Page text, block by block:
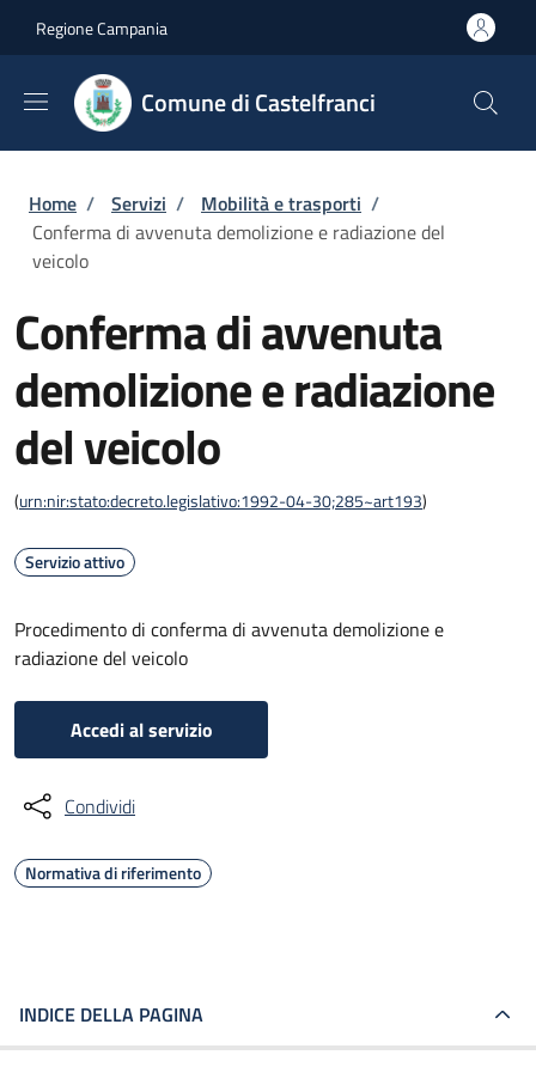
Regione Campania
Comune di Castelfranci
Briciole di pane
Home / Servizi / Mobilità e trasporti /
Conferma di avvenuta demolizione e radiazione del
veicolo
Conferma di avvenuta
demolizione e radiazione
del veicolo
(urn:nir:stato:decreto.legislativo:1992-04-30;285~art193)
Servizio attivo
Procedimento di conferma di avvenuta demolizione e
radiazione del veicolo
Accedi al servizio
Condividi
Normativa di riferimento
INDICE DELLA PAGINA